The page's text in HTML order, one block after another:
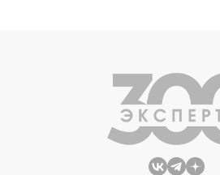
маммопластике,
самое лучшее и
гибридного увеличения
стала новым